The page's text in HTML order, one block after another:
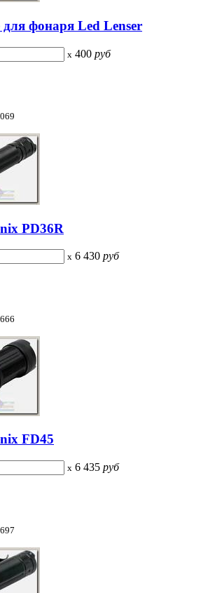
для фонаря Led Lenser
x 400 руб
PD36R
x 6 430 руб
FD45
x 6 435 руб